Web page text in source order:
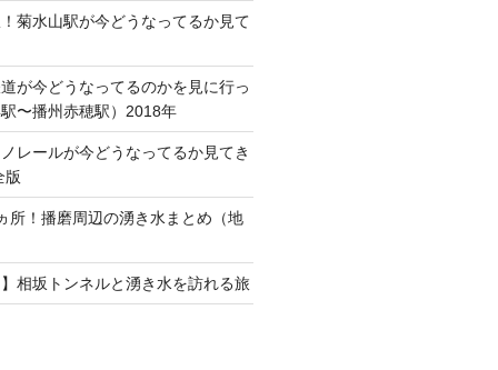
菊水山駅が今どうなってるか見て
が今どうなってるのかを見に行っ
〜播州赤穂駅）2018年
レールが今どうなってるか見てき
版
所！播磨周辺の湧き水まとめ（地
相坂トンネルと湧き水を訪れる旅